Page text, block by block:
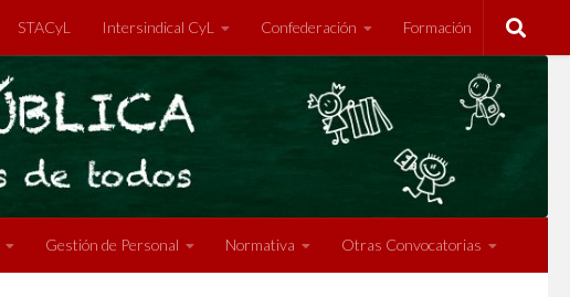
STACyL Intersindical CyL Confederación Formación
Gestión de Personal Normativa Otras Convocatorias